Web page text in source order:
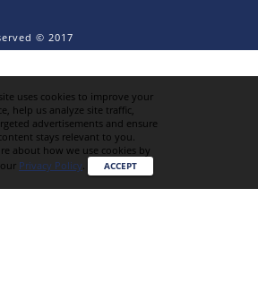
© 2017
uses cookies to improve your
help us analyze site traffic,
advertisements and ensure
stays relevant to you.
about how we use cookies by
Privacy Policy. ACCEPT